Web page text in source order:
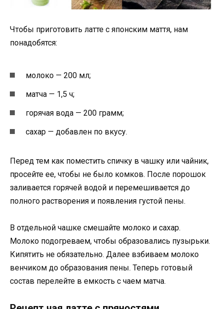
Чтобы приготовить латте с японским маття, нам
понадобятся:
молоко — 200 мл;
матча — 1,5 ч;
горячая вода — 200 грамм;
сахар — добавлен по вкусу.
Перед тем как поместить спичку в чашку или чайник,
просейте ее, чтобы не было комков. После порошок
заливается горячей водой и перемешивается до
полного растворения и появления густой пены.
В отдельной чашке смешайте молоко и сахар.
Молоко подогреваем, чтобы образовались пузырьки.
Кипятить не обязательно. Далее взбиваем молоко
венчиком до образования пены. Теперь готовый
состав перелейте в емкость с чаем матча.